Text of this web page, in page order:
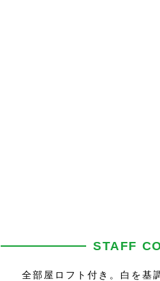
STAFF
全部屋ロフト付き。白を基